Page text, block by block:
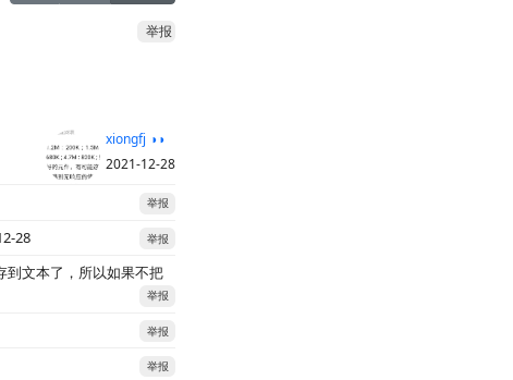
举报
xiongfj ◑◑
2021-12-28
举报
28 举报
到文本了，所以如果不把
举报
举报
举报